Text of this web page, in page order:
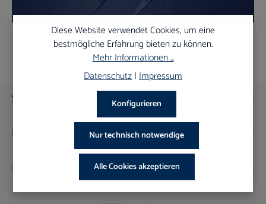
Service-Hotline
Informationen
Rechtliches
Diese Website verwendet Cookies, um eine
bestmögliche Erfahrung bieten zu können.
Mehr Informationen ...
Datenschutz|Impressum
Nur technisch notwendige
Konfigurieren
Alle Cookies akzeptieren